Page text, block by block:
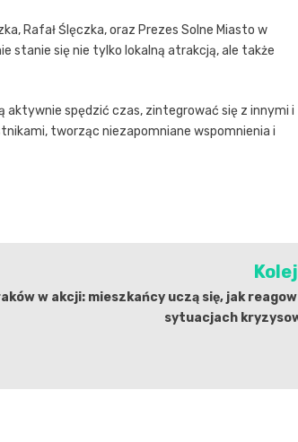
Rafał Ślęczka, oraz Prezes Solne Miasto w
stanie się nie tylko lokalną atrakcją, ale także
aktywnie spędzić czas, zintegrować się z innymi i
tworząc niezapomniane wspomnienia i
w akcji: mieszkańcy uczą się, jak
sytuacjach